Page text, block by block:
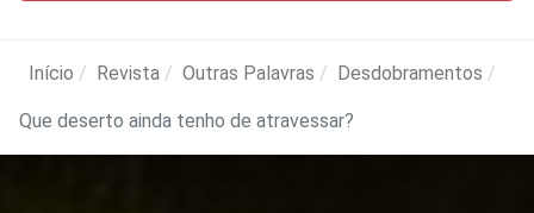
Início Revista Outras Palavras Desdobramentos
Que deserto ainda tenho de atravessar?